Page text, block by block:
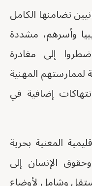
تضامنها الكامل
وأسرهم، مشددة
إلى مغادرة
المهنية
إضافية في
المعنية بحرية
الإنسان إلى